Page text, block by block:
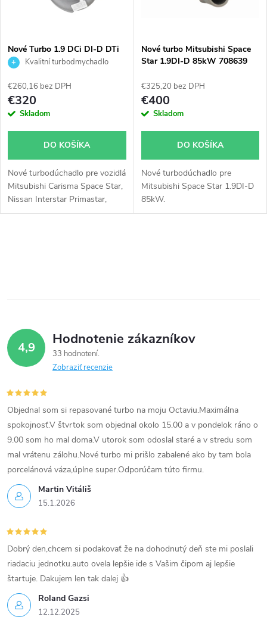
e
p
r
d
u
o
v
s
p
r
o
d
u
k
v
Nové Turbo 1.9 DCi DI-D DTi
DI Laguna Megane Nissan
751768 717345 738123
Kvalitní turbodmychadlo
€260,16 bez DPH
€320
Skladom
DO KOŠÍKA
Nové turbodúchadlo pre vozidlá
Mitsubishi Carisma Space Star,
Nissan Interstar Primastar,
Opel Movano Vivaro, Renault
Nové turbo Mitsubishi Space
Star 1.9DI-D 85kW 708639
€325,20 bez DPH
€400
Skladom
DO KOŠÍKA
Nové turbodúchadlo pre
Mitsubishi Space Star 1.9DI-D
85kW.
l
d
a
c
i
e
p
r
v
k
y
v
ý
4,9 Hodnotenie zákazníkov
33 hodnotení
Zobraziť recenzie
Martin Vitáliš
15.1.2026
Objednal som si repasované turbo na moju Octaviu.Maximálna
spokojnosť.V štvrtok som objednal okolo 15.00 a v pondelok ráno o
9.00 som ho mal doma.V utorok som odoslal staré a v stredu som
mal vrátenu zálohu.Nové turbo mi prišlo zabalené ako by tam bola
porcelánová váza,úplne super.Odporúčam túto firmu.
Roland Gazsi
12.12.2025
Dobrý den,chcem si podakovať že na dohodnutý deň ste mi poslali
riadaciu jednotku.auto ovela lepšie ide s Vašim čipom aj lepšie
štartuje. Dakujem len tak dalej 👍